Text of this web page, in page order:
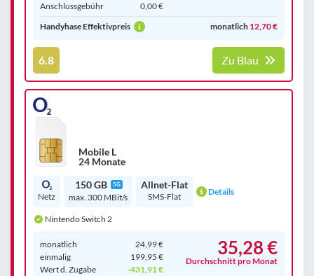
Anschluss­gebühr
0,00 €
Handyhase Effektivpreis monatlich 12,70 €
6.8 Zu Blau
Mobile L
24 Monate
Netz
150 GB 5G
max. 300 MBit/s
Allnet-Flat
SMS-Flat Details
Nintendo Switch 2
monatlich
24,99 €
einmalig
199,95 €
Wert d. Zugabe
-431,91 €
35,28 €
Durchschnitt pro Monat